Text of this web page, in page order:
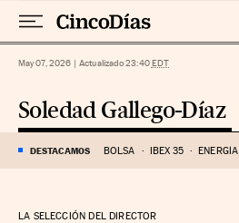
May 07, 2026 | Actualizado 23:40EDT
Soledad Gallego-Díaz
DESTACAMOS BOLSA IBEX 35 ENERGÍA
LA SELECCIÓN DEL DIRECTOR